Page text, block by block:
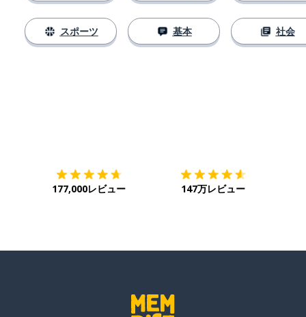
スポーツ 基本 社会
177,000レビュー 147万レビュー